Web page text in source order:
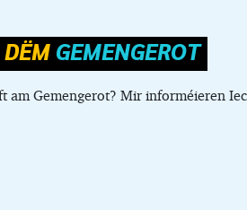
DËM GEMENGEROT
am Gemengerot? Mir informéieren